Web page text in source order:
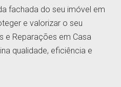
fachada do seu imóvel em
e valorizar o seu
e Reparações em Casa
qualidade, eficiência e